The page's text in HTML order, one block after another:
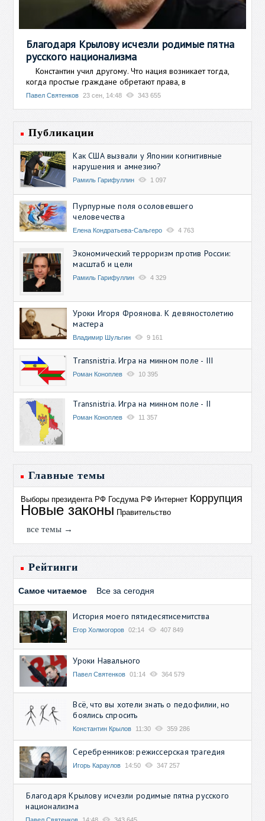
Благодаря Крылову исчезли родимые пятна
русского национализма
Константин учил другому. Что нация возникает тогда,
когда простые граждане обретают права, в
Павел Святенков 23 сен, 14:48 343 655
Публикации
Как США вызвали у Японии когнитивные
нарушения и амнезию?
Рамиль Гарифуллин 1 097
Пурпурные поля осоловевшего
человечества
Елена Кондратьева-Сальгеро 4 763
Экономический терроризм против России:
масштаб и цели
Рамиль Гарифуллин 4 329
Уроки Игоря Фроянова. К девяностолетию
мастера
Владимир Шульгин 9 161
Transnistria. Игра на минном поле - III
Роман Коноплев 10 395
Transnistria. Игра на минном поле - II
Роман Коноплев 11 357
Главные темы
Выборы президента РФ Госдума РФ Интернет Коррупция
Новые законы Правительство
все темы →
Рейтинги
Самое читаемое Все за сегодня
История моего пятидесятисемитства
Егор Холмогоров 02:14 407 849
Уроки Навального
Павел Святенков 01:14 364 579
Всё, что вы хотели знать о педофилии, но
боялись спросить
Константин Крылов 11:30 359 286
Серебренников: режиссерская трагедия
Игорь Караулов 14:50 347 257
Благодаря Крылову исчезли родимые пятна русского
национализма